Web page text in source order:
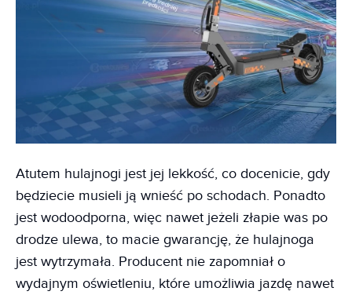
Atutem hulajnogi jest jej lekkość, co docenicie, gdy
będziecie musieli ją wnieść po schodach. Ponadto
jest wodoodporna, więc nawet jeżeli złapie was po
drodze ulewa, to macie gwarancję, że hulajnoga
jest wytrzymała. Producent nie zapomniał o
wydajnym oświetleniu, które umożliwia jazdę nawet